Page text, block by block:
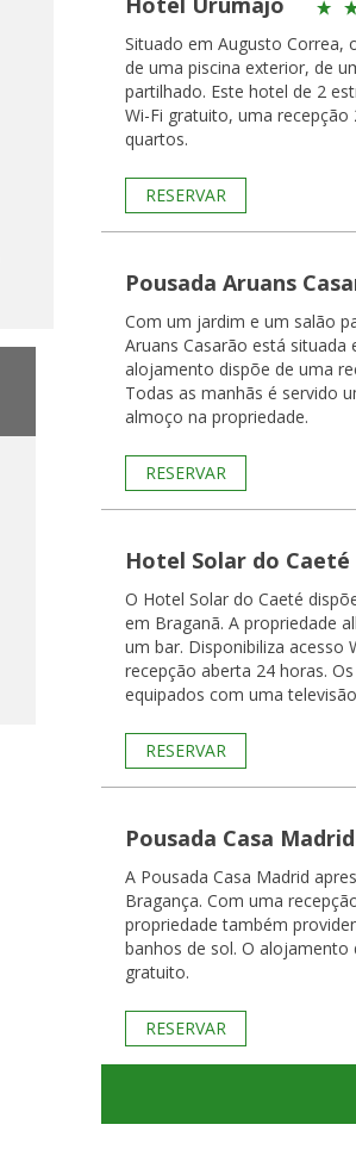
Situado em Augusto Correa,
de uma piscina exterior, de
partilhado. Este hotel de 2
Wi-Fi gratuito, uma recepção
quartos.
RESERVAR
Pousada Aruans
Com um jardim e um salão
Aruans Casarão está situada
alojamento dispõe de uma
Todas as manhãs é servido
almoço na propriedade.
RESERVAR
Hotel Solar do Caeté
O Hotel Solar do Caeté
em Braganã. A propriedade
um bar. Disponibiliza acesso
recepção aberta 24 horas. Os quartos do hotel estão
equipados com uma
RESERVAR
Pousada Casa Madrid
A Pousada Casa Madrid
Bragança. Com uma
propriedade também
banhos de sol. O alojamento
gratuito.
RESERVAR